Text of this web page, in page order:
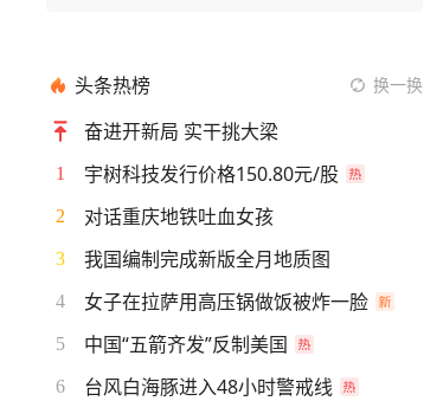
头条热榜 换一换
奋进开新局 实干挑大梁
1 宇树科技发行价格150.80元/股
2 对话重庆地铁吐血女孩
3 我国编制完成新版全月地质图
4 女子在拉萨用高压锅做饭被炸一脸
5 中国“五箭齐发”反制美国
6 台风白海豚进入48小时警戒线